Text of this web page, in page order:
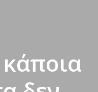
κάποια